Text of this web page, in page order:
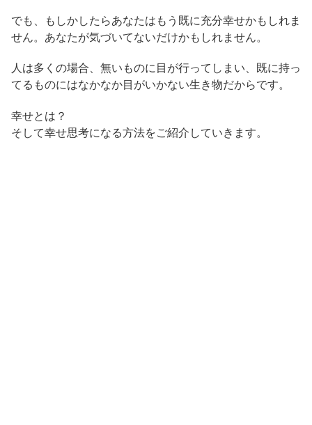
でも、もしかしたらあなたはもう既に充分幸せかもしれま
せん。あなたが気づいてないだけかもしれません。
人は多くの場合、無いものに目が行ってしまい、既に持っ
てるものにはなかなか目がいかない生き物だからです。
幸せとは？
そして幸せ思考になる方法をご紹介していきます。